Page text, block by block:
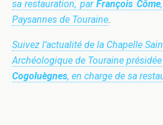
sa restauration, parFrançois Côme
Paysannes de Touraine.
Suivez l’actualité de la Chapelle
Archéologique de Touraine
Cogoluègnes, en charge de sa